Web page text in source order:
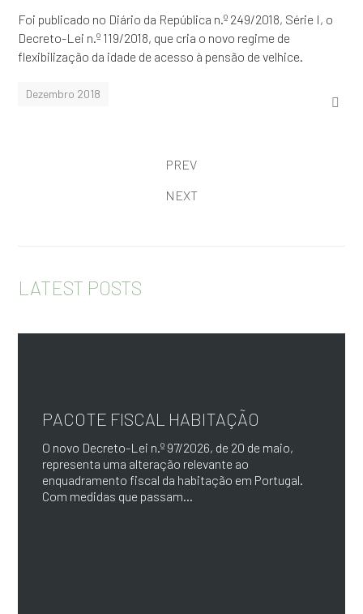
Foi publicado no Diário da República n.º 249/2018, Série I, o
Decreto-Lei n.º 119/2018, que cria o novo regime de
flexibilização da idade de acesso à pensão de velhice.
Dezembro 2018
PREV
NEXT
LATEST POSTS
PACOTE FISCAL HABITAÇÃO
O novo Decreto-Lei n.º 97/2026, de 20 de maio,
representa uma alteração relevante ao
enquadramento fiscal da habitação em Portugal.
Com medidas que passam...